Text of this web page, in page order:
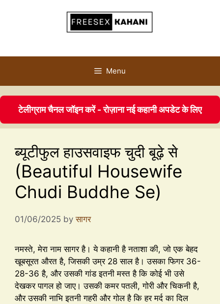
Menu
टेलीग्राम चैनल जॉइन करें - रोज़ाना नई कहानी अपडेट के लिए
ब्यूटीफुल हाउसवाइफ चुदी बूढ़े से
(Beautiful Housewife
Chudi Buddhe Se)
01/06/2025 byसागर
नमस्ते, मेरा नाम सागर है। ये कहानी है नताशा की, जो एक बेहद
खूबसूरत औरत है, जिसकी उम्र 28 साल है। उसका फिगर 36-
28-36 है, और उसकी गांड इतनी मस्त है कि कोई भी उसे
देखकर पागल हो जाए। उसकी कमर पतली, गोरी और चिकनी है,
और उसकी नाभि इतनी गहरी और गोल है कि हर मर्द का दिल